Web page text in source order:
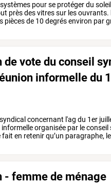
systèmes pourse protégerdu
prèsdesvitressur lesouvrants.
piècesde 10 degrésenviron par
de vote du conseil
informelle du
syndical concernant l'ag du 1er
informelleorganisée par leconseil
fait en retenirqu’un paragraphe, le
- femme de ménage